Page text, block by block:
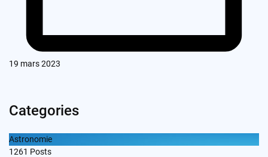
19 mars 2023
Categories
Astronomie
1261 Posts